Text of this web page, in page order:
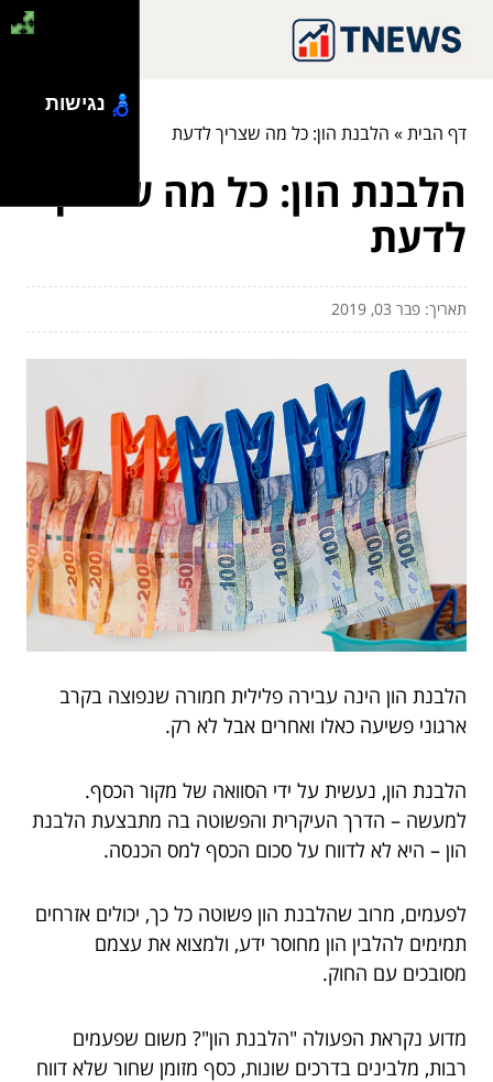
דף הבית» הלבנת הון: כל מה שצריך לדעת
הלבנת הון: כל מה שצריך
לדעת
תאריך: פבר 03, 2019
הלבנת הון הינה עבירה פלילית חמורה שנפוצה בקרב
ארגוני פשיעה כאלו ואחרים אבל לא רק.
הלבנת הון, נעשית על ידי הסוואה של מקור הכסף.
למעשה – הדרך העיקרית והפשוטה בה מתבצעת הלבנת
הון – היא לא לדווח על סכום הכסף למס הכנסה.
לפעמים, מרוב שהלבנת הון פשוטה כל כך, יכולים אזרחים
תמימים להלבין הון מחוסר ידע, ולמצוא את עצמם
מסובכים עם החוק.
מדוע נקראת הפעולה "הלבנת הון"? משום שפעמים
רבות, מלבינים בדרכים שונות, כסף מזומן שחור שלא דווח
נגישות